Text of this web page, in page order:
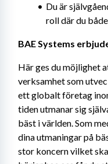
Du är
roll där du
BAE Systems
Här ges du möjlighet
verksamhet som
ett globalt företag
tiden utmanar sig
bäst i världen. Som
dina utmaningar på
stor koncern vilket